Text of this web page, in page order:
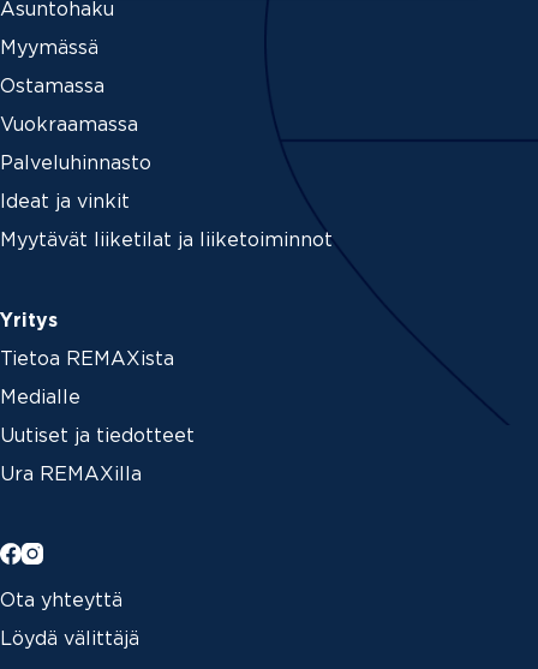
Asuntohaku
Myymässä
Ostamassa
Vuokraamassa
Palveluhinnasto
Ideat ja vinkit
Myytävät liiketilat ja liiketoiminnot
Yritys
Tietoa REMAXista
Medialle
Uutiset ja tiedotteet
Ura REMAXilla
Ota yhteyttä
Löydä välittäjä